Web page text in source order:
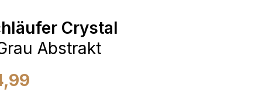
Crystal
Abstrakt